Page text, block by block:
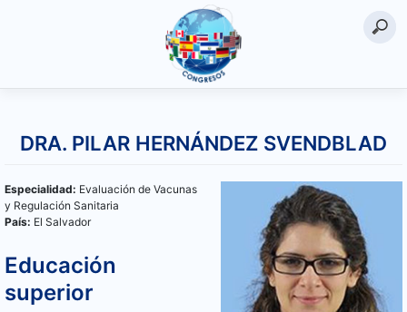
contenido
DRA. PILAR HERNÁNDEZ SVENDBLAD
Especialidad: Evaluación de Vacunas
y Regulación Sanitaria
País: El Salvador
Educación
superior